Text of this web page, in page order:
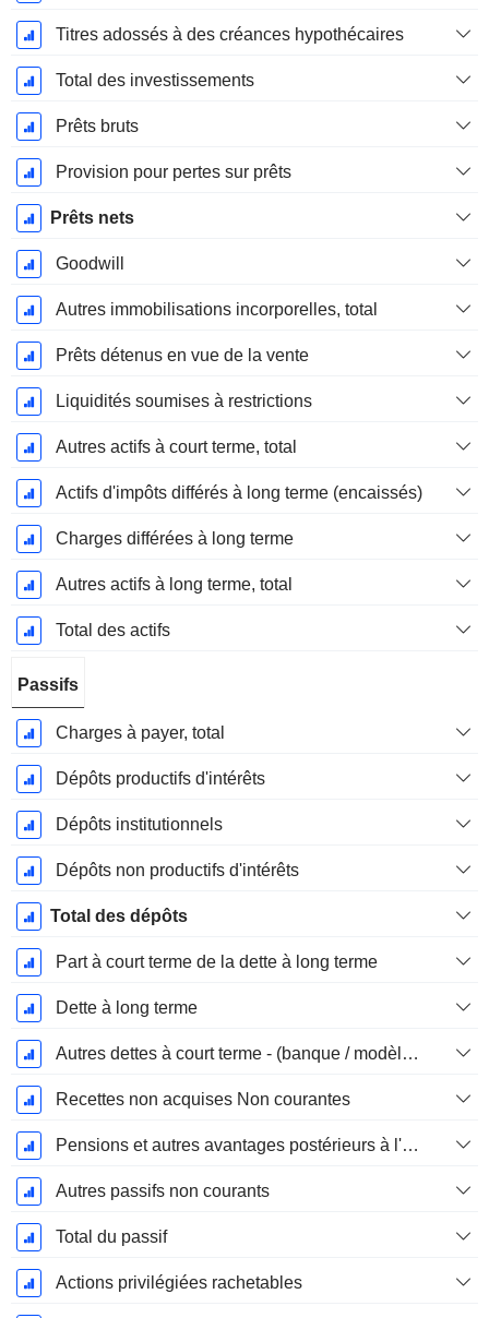
Titres adossés à des créances hypothécaires
Total des investissements
Prêts bruts
Provision pour pertes sur prêts
Prêts nets
Goodwill
Autres immobilisations incorporelles, total
Prêts détenus en vue de la vente
Liquidités soumises à restrictions
Autres actifs à court terme, total
Actifs d'impôts différés à long terme (encaissés)
Charges différées à long terme
Autres actifs à long terme, total
Total des actifs
Passifs
Charges à payer, total
Dépôts productifs d'intérêts
Dépôts institutionnels
Dépôts non productifs d'intérêts
Total des dépôts
Part à court terme de la dette à long terme
Dette à long terme
Autres dettes à court terme - (banque / modèle de service public)
Recettes non acquises Non courantes
Pensions et autres avantages postérieurs à l'emploi
Autres passifs non courants
Total du passif
Actions privilégiées rachetables